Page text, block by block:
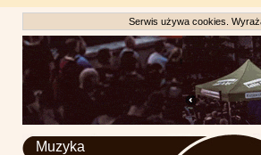
Serwis używa cookies.
Muzyka